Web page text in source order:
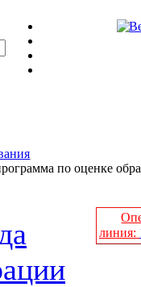
по оценке
линия: